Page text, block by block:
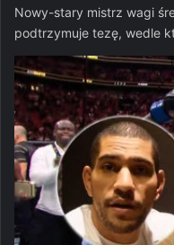
Nowy-stary mistrz wagi
podtrzymuje tezę, wedle